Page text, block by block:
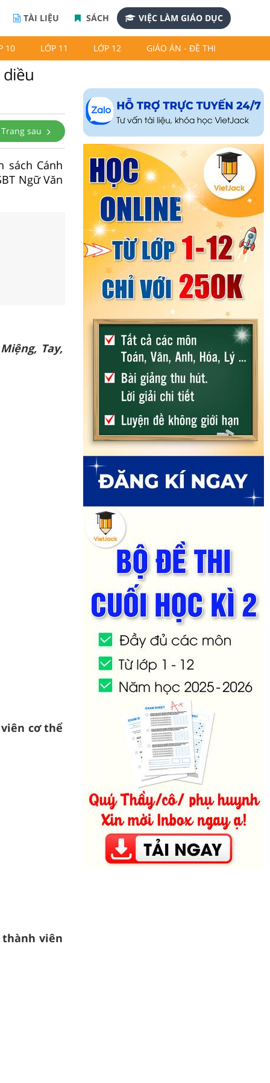
TÀI LIỆU SÁCH VIỆC LÀM GIÁO DỤC
10 LỚP 11 LỚP 12 GIÁO ÁN - ĐỀ THI
diều
Trang sau
sách Cánh
Ngữ Văn
Tay,
cơ thể
thành viên